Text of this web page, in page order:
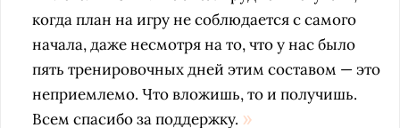
когда план на игру не соблюдается с самого
начала, даже несмотря на то, что у нас было
пять тренировочных дней этим составом — это
неприемлемо. Что вложишь, то и получишь.
Всем спасибо за поддержку.